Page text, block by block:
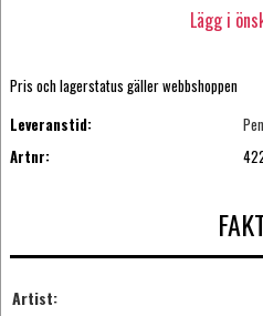
Lägg i
Pris och lagerstatus gäller webbshoppen
Leveranstid:
Artnr:
Artist: